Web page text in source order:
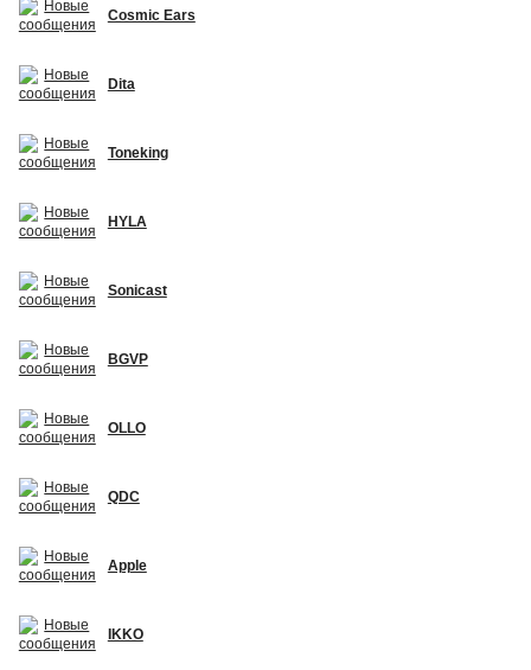
Cosmic Ears
Dita
Toneking
HYLA
Sonicast
BGVP
OLLO
QDC
Apple
IKKO